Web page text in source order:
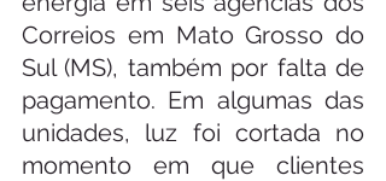
Correios em Mato Grosso do
Sul (MS), também por falta de
pagamento. Em algumas das
unidades, luz foi cortada no
momento em que clientes